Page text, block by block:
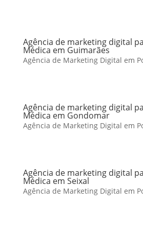
Agência de marketing digital
Médica em Guimarães
Agência de Marketing Digital em
Agência de marketing digital
Médica em Gondomar
Agência de Marketing Digital em
Agência de marketing digital
Médica em Seixal
Agência de Marketing Digital em